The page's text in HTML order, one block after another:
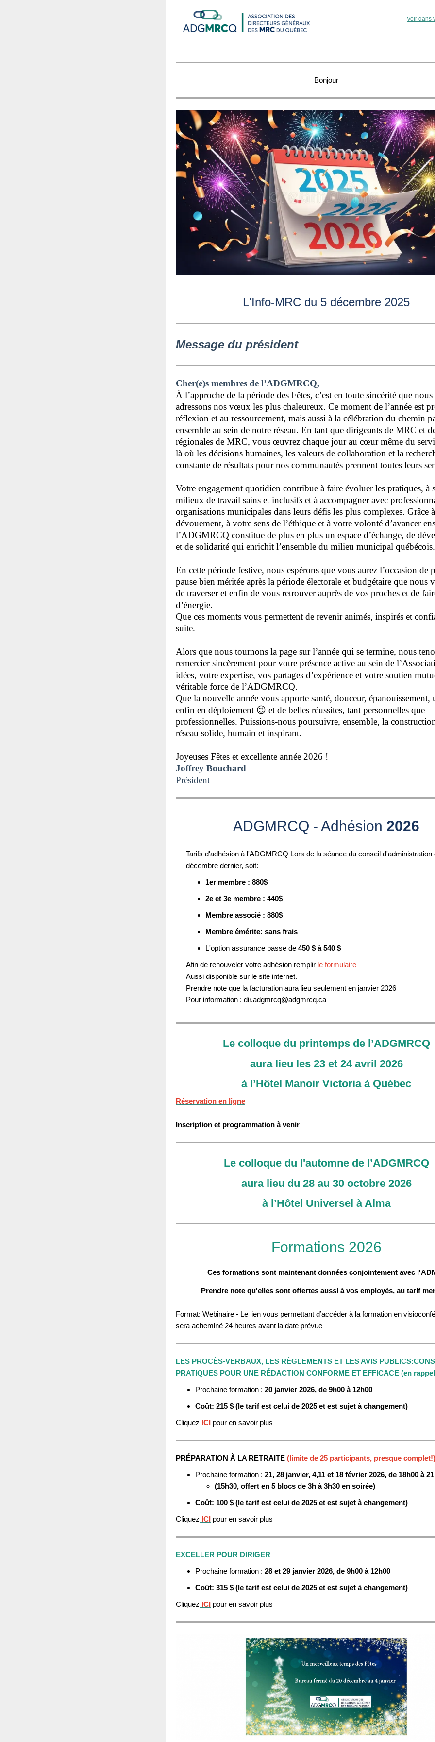
Voir dans
Bonjour
L'Info-MRC du 5 décembre 2025
Message du président
Cher(e)s membres de l’ADGMRCQ,
À l’approche de la période des Fêtes, c’est en toute sincérité que
adressons nos vœux les plus chaleureux. Ce moment de l’année est
réflexion et au ressourcement, mais aussi à la célébration du chemin
ensemble au sein de notre réseau. En tant que dirigeants de MRC et
régionales de MRC, vous œuvrez chaque jour au cœur même du
là où les décisions humaines, les valeurs de collaboration et la
constante de résultats pour nos communautés prennent toutes leurs
Votre engagement quotidien contribue à faire évoluer les pratiques, à
milieux de travail sains et inclusifs et à accompagner avec
organisations municipales dans leurs défis les plus complexes. Grâce
dévouement, à votre sens de l’éthique et à votre volonté d’avancer
l’ADGMRCQ constitue de plus en plus un espace d’échange, de
et de solidarité qui enrichit l’ensemble du milieu municipal québécois.
En cette période festive, nous espérons que vous aurez l’occasion de
pause bien méritée après la période électorale et budgétaire que nous
de traverser et enfin de vous retrouver auprès de vos proches et de
d’énergie.
Que ces moments vous permettent de revenir animés, inspirés et
suite.
Alors que nous tournons la page sur l’année qui se termine, nous
remercier sincèrement pour votre présence active au sein de
idées, votre expertise, vos partages d’expérience et votre soutien
véritable force de l’ADGMRCQ.
Que la nouvelle année vous apporte santé, douceur, épanouissement,
enfin en déploiement 😉 et de belles réussites, tant personnelles que
professionnelles. Puissions-nous poursuivre, ensemble, la
réseau solide, humain et inspirant.
Joyeuses Fêtes et excellente année 2026 !
Joffrey Bouchard
Président
ADGMRCQ - Adhésion 2026
Tarifs d'adhésion à l'ADGMRCQ Lors de la séance du conseil d'administration
décembre dernier, soit:
1er membre : 880$
2e et 3e membre : 440$
Membre associé : 880$
Membre émérite: sans frais
L'option assurance passe de 450 $ à 540 $
Afin de renouveler votre adhésion remplir le formulaire
Aussi disponible sur le site internet.
Prendre note que la facturation aura lieu seulement en janvier 2026
Pour information : dir.adgmrcq@adgmrcq.ca
Le colloque du printemps de l’ADGMRCQ
aura lieu les 23 et 24 avril 2026
à l’Hôtel Manoir Victoria à Québec
Réservation en ligne
Inscription et programmation à venir
Le colloque du l'automne de l’ADGMRCQ
aura lieu du 28 au 30 octobre 2026
à l’Hôtel Universel à Alma
Formations 2026
Ces formations sont maintenant données conjointement avec
Prendre note qu'elles sont offertes aussi à vos employés, au tarif
Format: Webinaire - Le lien vous permettant d’accéder à la formation en
sera acheminé 24 heures avant la date prévue
LES PROCÈS-VERBAUX, LES RÈGLEMENTS ET LES AVIS
PRATIQUES POUR UNE RÉDACTION CONFORME ET EFFICACE (en
Prochaine formation : 20 janvier 2026, de 9h00 à 12h00
Coût: 215 $ (le tarif est celui de 2025 et est sujet à changement)
Cliquez ICI pour en savoir plus
PRÉPARATION À LA RETRAITE (limite de 25 participants, presque complet!)
Prochaine formation : 21, 28 janvier, 4,11 et 18 février 2026, de 18h00 à
(15h30, offert en 5 blocs de 3h à 3h30 en soirée)
Coût: 100 $ (le tarif est celui de 2025 et est sujet à changement)
Cliquez ICI pour en savoir plus
EXCELLER POUR DIRIGER
Prochaine formation : 28 et 29 janvier 2026, de 9h00 à 12h00
Coût: 315 $ (le tarif est celui de 2025 et est sujet à changement)
Cliquez ICI pour en savoir plus